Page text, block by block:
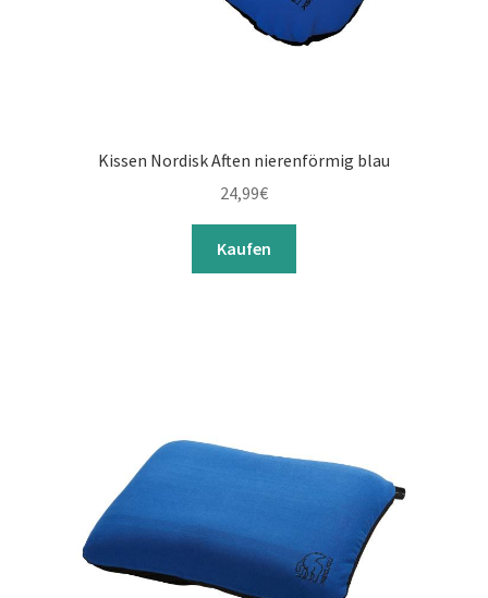
Kissen Nordisk Aften nierenförmig blau
24,99€
Kaufen